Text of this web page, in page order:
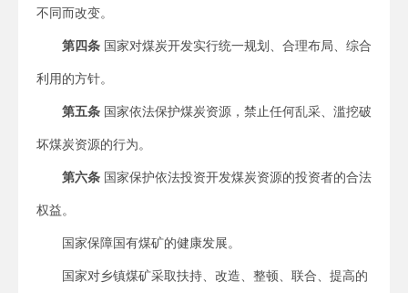
不同而改变。
第四条 国家对煤炭开发实行统一规划、合理布局、综合
利用的方针。
第五条 国家依法保护煤炭资源，禁止任何乱采、滥挖破
坏煤炭资源的行为。
第六条 国家保护依法投资开发煤炭资源的投资者的合法
权益。
国家保障国有煤矿的健康发展。
国家对乡镇煤矿采取扶持、改造、整顿、联合、提高的